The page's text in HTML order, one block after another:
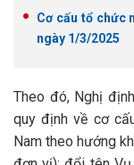
Cơ cấu tổ chức
ngày 1/3/2025
Theo đó, Nghị
quy định về cơ
Nam theo hướng